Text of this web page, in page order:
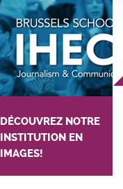
DÉCOUVREZ NOTRE
INSTITUTION EN
IMAGES!